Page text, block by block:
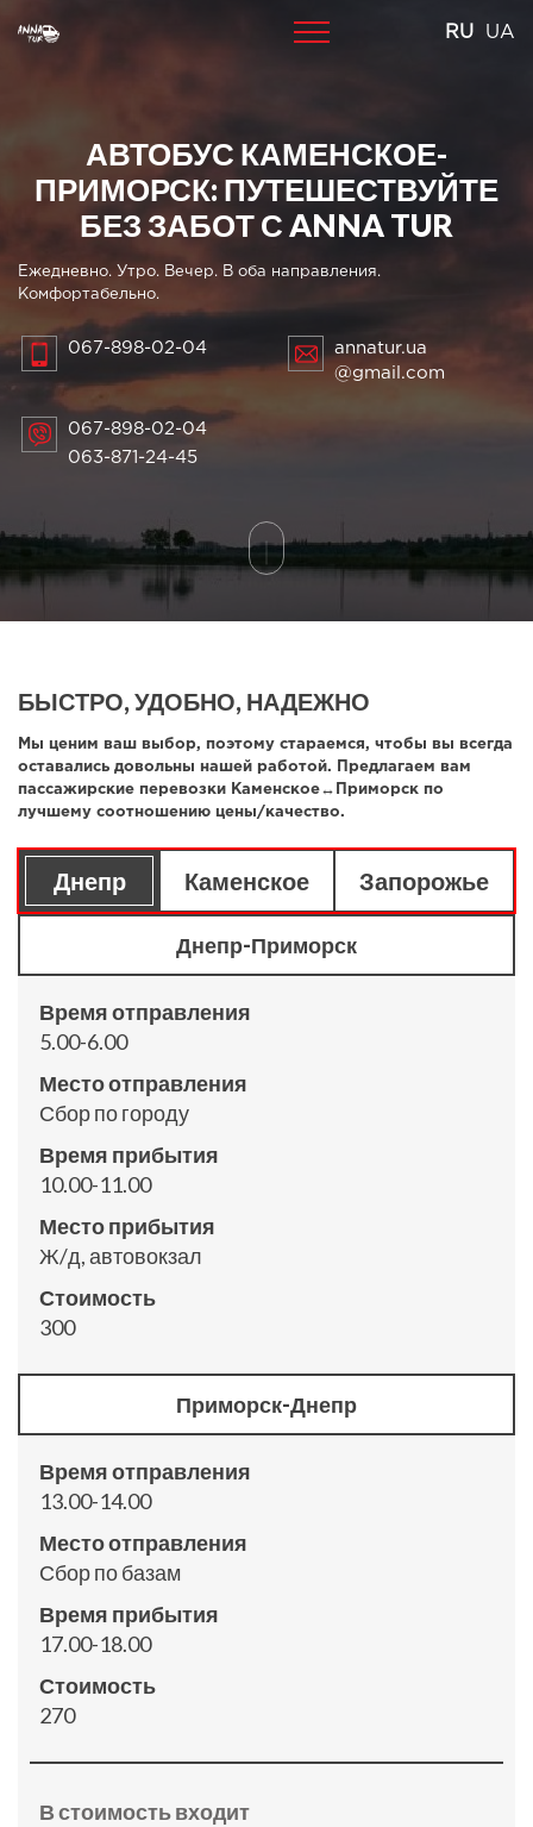
to
RU UA
АВТОБУС КАМЕНСКОЕ-
ПРИМОРСК: ПУТЕШЕСТВУЙТЕ
БЕЗ ЗАБОТ С ANNA TUR
Ежедневно. Утро. Вечер. В оба направления.
Комфортабельно.
067-898-02-04
annatur.ua
@gmail.com
067-898-02-04
063-871-24-45
БЫСТРО, УДОБНО, НАДЕЖНО
Мы ценим ваш выбор, поэтому стараемся, чтобы вы всегда
оставались довольны нашей работой. Предлагаем вам
пассажирские перевозки Каменское↔Приморск по
лучшему соотношению цены/качество.
Днепр Каменское Запорожье
Днепр-Приморск
Время отправления
5.00-6.00
Место отправления
Сбор по городу
Время прибытия
10.00-11.00
Место прибытия
Ж/д, автовокзал
Стоимость
300
Приморск-Днепр
Время отправления
13.00-14.00
Место отправления
Сбор по базам
Время прибытия
17.00-18.00
Стоимость
270
В стоимость входит